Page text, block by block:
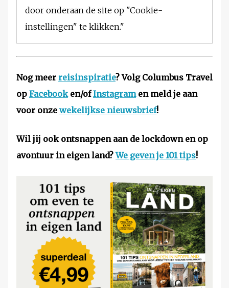
door onderaan de site op "Cookie-
instellingen" te klikken."
Nog meer reisinspiratie? Volg Columbus Travel
op Facebooken/ofInstagramen meld je aan
voor onze wekelijkse nieuwsbrief!
Wil jij ook ontsnappen aan de lockdown en op
avontuur in eigen land?We geven je 101 tips!